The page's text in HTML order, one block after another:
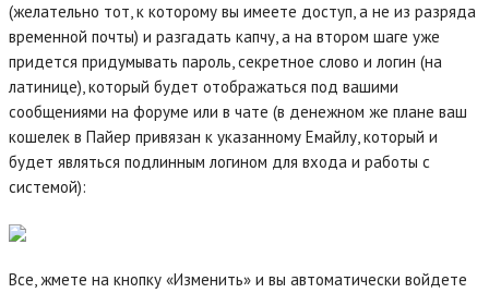
(желательно тот, к которому вы имеете доступ, а не из разряда
временной почты) и разгадать капчу, а на втором шаге уже
придется придумывать пароль, секретное слово и логин (на
латинице), который будет отображаться под вашими
сообщениями на форуме или в чате (в денежном же плане ваш
кошелек в Пайер привязан к указанному Емайлу, который и
будет являться подлинным логином для входа и работы с
системой):
Все, жмете на кнопку «Изменить» и вы автоматически войдете